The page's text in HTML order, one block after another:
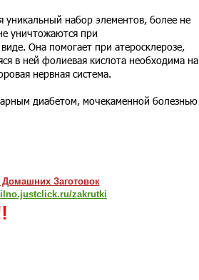
уникальный набор элементов, более не
уничтожаются при
Она помогает при атеросклерозе,
в ней фолиевая кислота необходима на
нервная система.
диабетом, мочекаменной болезнью
Заготовок
zakrutki